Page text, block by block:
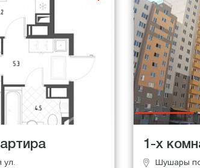
ул.
1-х
Шушары